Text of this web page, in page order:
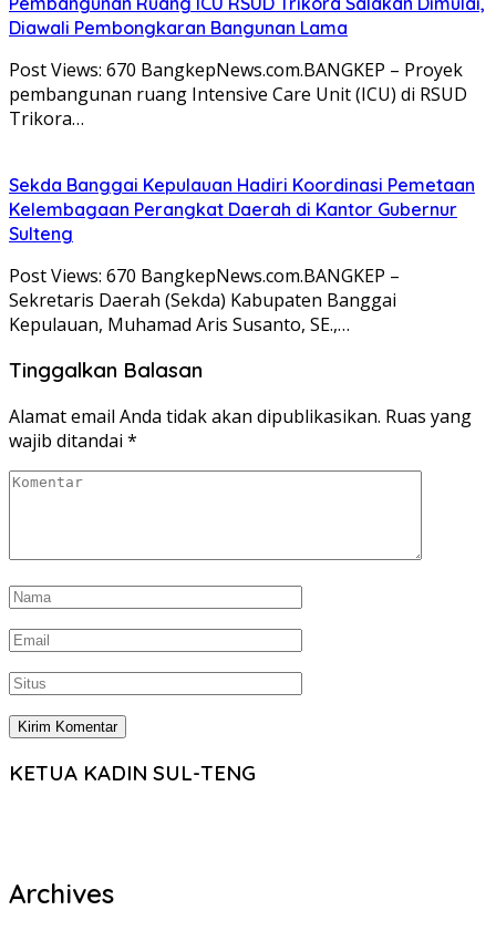
Diawali Pembongkaran Bangunan Lama
Post Views: 670 BangkepNews.com.BANGKEP – Proyek
pembangunan ruang Intensive Care Unit (ICU) di RSUD
Trikora…
Sekda Banggai Kepulauan Hadiri Koordinasi Pemetaan
Kelembagaan Perangkat Daerah di Kantor Gubernur
Sulteng
Post Views: 670 BangkepNews.com.BANGKEP –
Sekretaris Daerah (Sekda) Kabupaten Banggai
Kepulauan, Muhamad Aris Susanto, SE.,…
Tinggalkan Balasan
Alamat email Anda tidak akan dipublikasikan. Ruas yang
wajib ditandai *
KETUA KADIN SUL-TENG
Archives